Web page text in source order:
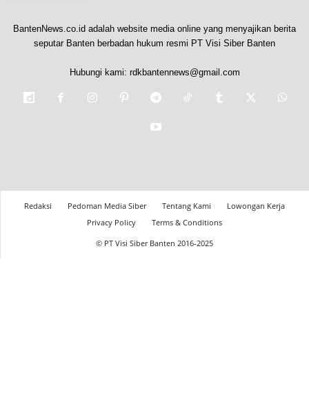
BantenNews.co.id adalah website media online yang menyajikan berita
seputar Banten berbadan hukum resmi PT Visi Siber Banten
Hubungi kami: rdkbantennews@gmail.com
Redaksi Pedoman Media Siber Tentang Kami
Lowongan Kerja
Privacy Policy
Terms & Conditions
© PT Visi Siber Banten 2016-2025